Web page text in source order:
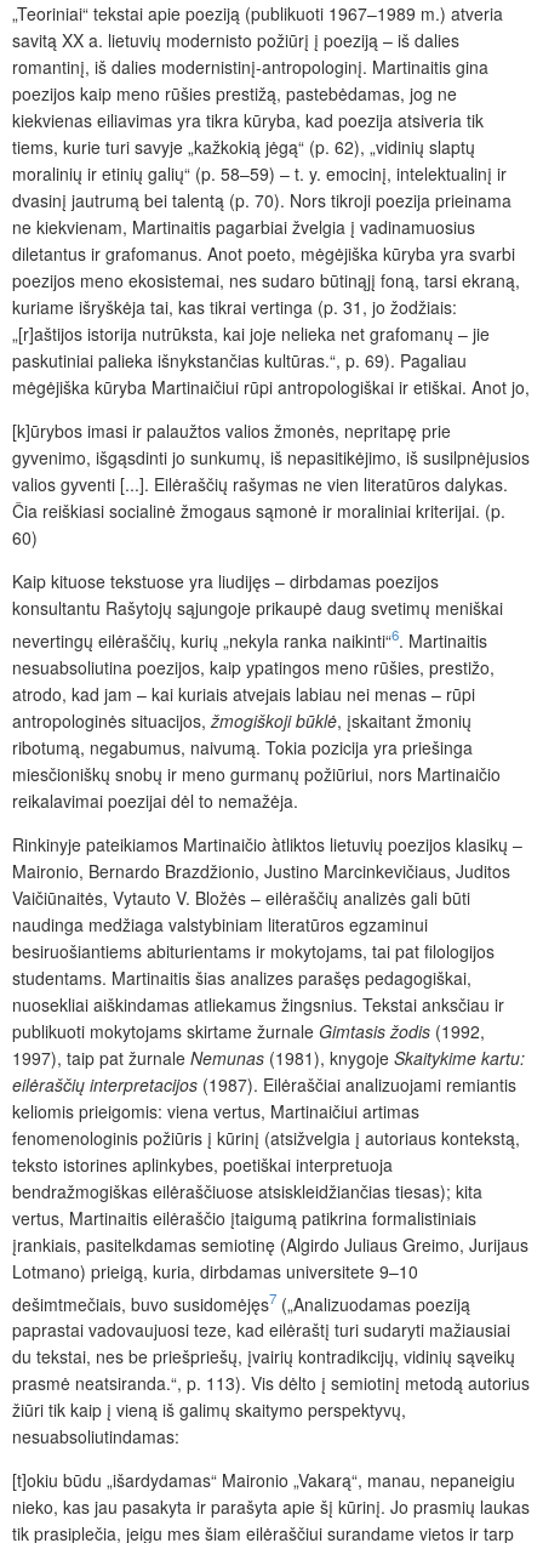
„Teoriniai“ tekstai apie poeziją (publikuoti 1967–1989 m.) atveria
savitą XX a. lietuvių modernisto požiūrį į poeziją – iš dalies
romantinį, iš dalies modernistinį-antropologinį. Martinaitis gina
poezijos kaip meno rūšies prestižą, pastebėdamas, jog ne
kiekvienas eiliavimas yra tikra kūryba, kad poezija atsiveria tik
tiems, kurie turi savyje „kažkokią jėgą“ (p. 62), „vidinių slaptų
moralinių ir etinių galių“ (p. 58–59) – t. y. emocinį, intelektualinį ir
dvasinį jautrumą bei talentą (p. 70). Nors tikroji poezija prieinama
ne kiekvienam, Martinaitis pagarbiai žvelgia į vadinamuosius
diletantus ir grafomanus. Anot poeto, mėgėjiška kūryba yra svarbi
poezijos meno ekosistemai, nes sudaro būtinąjį foną, tarsi ekraną,
kuriame išryškėja tai, kas tikrai vertinga (p. 31, jo žodžiais:
„[r]aštijos istorija nutrūksta, kai joje nelieka net grafomanų – jie
paskutiniai palieka išnykstančias kultūras.“, p. 69). Pagaliau
mėgėjiška kūryba Martinaičiui rūpi antropologiškai ir etiškai. Anot jo,
[k]ūrybos imasi ir palaužtos valios žmonės, nepritapę prie
gyvenimo, išgąsdinti jo sunkumų, iš nepasitikėjimo, iš susilpnėjusios
valios gyventi [...]. Eilėraščių rašymas ne vien literatūros dalykas.
Čia reiškiasi socialinė žmogaus sąmonė ir moraliniai kriterijai. (p.
60)
Kaip kituose tekstuose yra liudijęs – dirbdamas poezijos
konsultantu Rašytojų sąjungoje prikaupė daug svetimų meniškai
nevertingų eilėraščių, kurių „nekyla ranka naikinti“6. Martinaitis
nesuabsoliutina poezijos, kaip ypatingos meno rūšies, prestižo,
atrodo, kad jam – kai kuriais atvejais labiau nei menas – rūpi
antropologinės situacijos, žmogiškoji būklė, įskaitant žmonių
ribotumą, negabumus, naivumą. Tokia pozicija yra priešinga
miesčioniškų snobų ir meno gurmanų požiūriui, nors Martinaičio
reikalavimai poezijai dėl to nemažėja.
Rinkinyje pateikiamos Martinaičio àtliktos lietuvių poezijos klasikų –
Maironio, Bernardo Brazdžionio, Justino Marcinkevičiaus, Juditos
Vaičiūnaitės, Vytauto V. Bložės – eilėraščių analizės gali būti
naudinga medžiaga valstybiniam literatūros egzaminui
besiruošiantiems abiturientams ir mokytojams, tai pat filologijos
studentams. Martinaitis šias analizes parašęs pedagogiškai,
nuosekliai aiškindamas atliekamus žingsnius. Tekstai anksčiau ir
publikuoti mokytojams skirtame žurnale Gimtasis žodis (1992,
1997), taip pat žurnale Nemunas (1981), knygoje Skaitykime kartu:
eilėraščių interpretacijos (1987). Eilėraščiai analizuojami remiantis
keliomis prieigomis: viena vertus, Martinaičiui artimas
fenomenologinis požiūris į kūrinį (atsižvelgia į autoriaus kontekstą,
teksto istorines aplinkybes, poetiškai interpretuoja
bendražmogiškas eilėraščiuose atsiskleidžiančias tiesas); kita
vertus, Martinaitis eilėraščio įtaigumą patikrina formalistiniais
įrankiais, pasitelkdamas semiotinę (Algirdo Juliaus Greimo, Jurijaus
Lotmano) prieigą, kuria, dirbdamas universitete 9–10
dešimtmečiais, buvo susidomėjęs7 („Analizuodamas poeziją
paprastai vadovaujuosi teze, kad eilėraštį turi sudaryti mažiausiai
du tekstai, nes be priešpriešų, įvairių kontradikcijų, vidinių sąveikų
prasmė neatsiranda.“, p. 113). Vis dėlto į semiotinį metodą autorius
žiūri tik kaip į vieną iš galimų skaitymo perspektyvų,
nesuabsoliutindamas:
[t]okiu būdu „išardydamas“ Maironio „Vakarą“, manau, nepaneigiu
nieko, kas jau pasakyta ir parašyta apie šį kūrinį. Jo prasmių laukas
tik prasiplečia, jeigu mes šiam eilėraščiui surandame vietos ir tarp